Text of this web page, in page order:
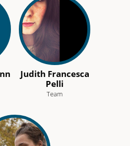
Judith Francesca
Pelli
Team